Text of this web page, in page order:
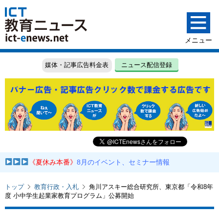
媒体・記事広告料金表 ニュース配信登録
《夏休み本番》8月のイベント、セミナー情報
トップ 教育行政・入札
角川アスキー総合研究所、東京都「令和8年
度 小中学生起業家教育プログラム」公募開始